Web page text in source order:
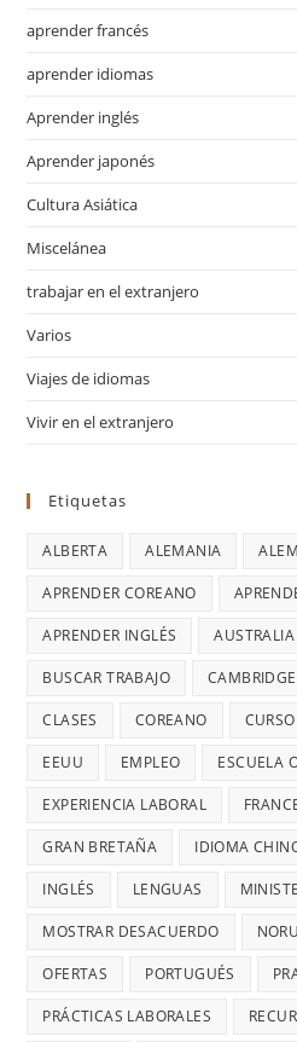
aprender francés
aprender idiomas
Aprender inglés
Aprender japonés
Cultura Asiática
Miscelánea
trabajar en el extranjero
Varios
Viajes de idiomas
Vivir en el extranjero
Etiquetas
ALBERTA ALEMANIA
APRENDER COREANO
APRENDER INGLÉS AUSTRALIA
BUSCAR TRABAJO CAMBRIDGE
CLASES COREANO
EEUU EMPLEO ESCUELA
EXPERIENCIA LABORAL
GRAN BRETAÑA IDIOMA
INGLÉS LENGUAS
MOSTRAR DESACUERDO
OFERTAS PORTUGUÉS
PRÁCTICAS LABORALES